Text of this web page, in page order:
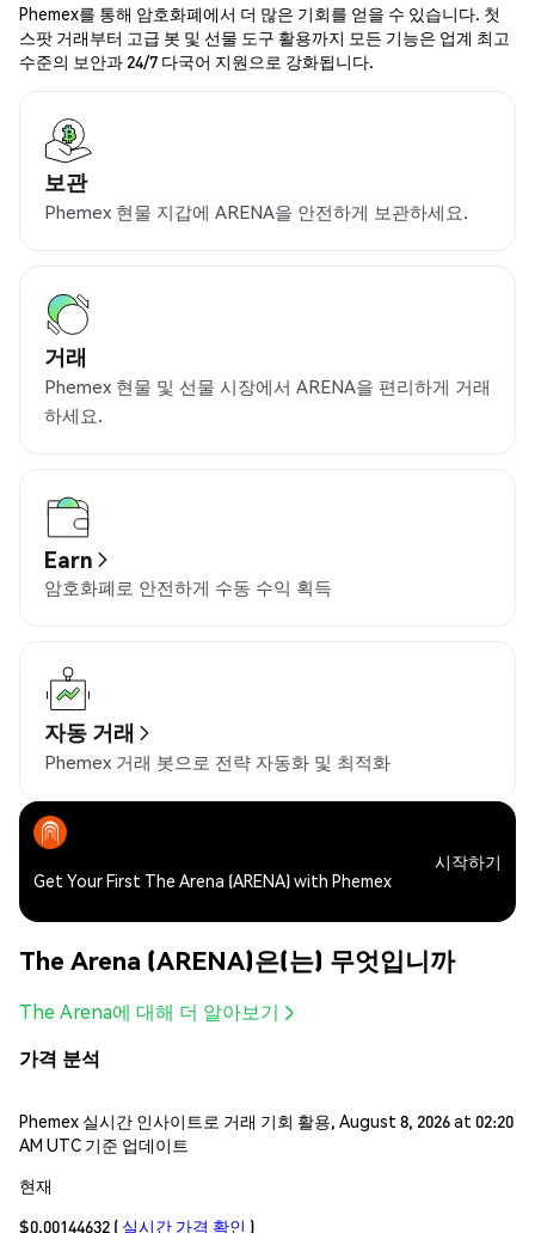
Phemex를 통해 암호화폐에서 더 많은 기회를 얻을 수 있습니다. 첫
스팟 거래부터 고급 봇 및 선물 도구 활용까지 모든 기능은 업계 최고
수준의 보안과 24/7 다국어 지원으로 강화됩니다.
보관
Phemex 현물 지갑에 ARENA을 안전하게 보관하세요.
거래
Phemex 현물 및 선물 시장에서 ARENA을 편리하게 거래
하세요.
Earn
암호화폐로 안전하게 수동 수익 획득
자동 거래
Phemex 거래 봇으로 전략 자동화 및 최적화
Get Your First The Arena (ARENA) with Phemex
시작하기
The Arena (ARENA)은(는) 무엇입니까
The Arena에 대해 더 알아보기
가격 분석
Phemex 실시간 인사이트로 거래 기회 활용, August 8, 2026 at 02:20
AM UTC 기준 업데이트
현재
$0.00144632 ( 실시간 가격 확인 )